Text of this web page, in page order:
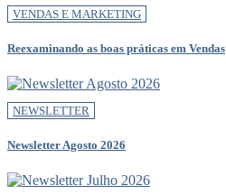
VENDAS E MARKETING
Reexaminando as boas práticas em Vendas
NEWSLETTER
Newsletter Agosto 2026